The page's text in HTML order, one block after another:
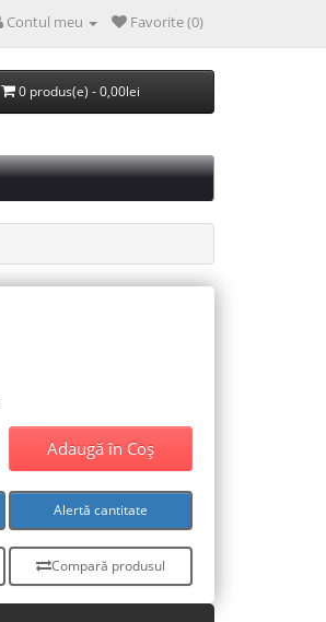
Contul meu Favorite (0)
0 produs(e) - 0,00lei
Adaugă în Coş
Alertă cantitate
Compară produsul